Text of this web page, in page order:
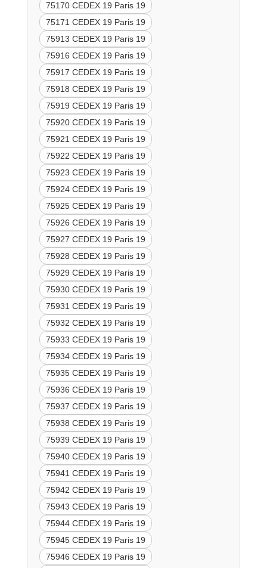
75170 CEDEX 19 Paris 19
75171 CEDEX 19 Paris 19
75913 CEDEX 19 Paris 19
75916 CEDEX 19 Paris 19
75917 CEDEX 19 Paris 19
75918 CEDEX 19 Paris 19
75919 CEDEX 19 Paris 19
75920 CEDEX 19 Paris 19
75921 CEDEX 19 Paris 19
75922 CEDEX 19 Paris 19
75923 CEDEX 19 Paris 19
75924 CEDEX 19 Paris 19
75925 CEDEX 19 Paris 19
75926 CEDEX 19 Paris 19
75927 CEDEX 19 Paris 19
75928 CEDEX 19 Paris 19
75929 CEDEX 19 Paris 19
75930 CEDEX 19 Paris 19
75931 CEDEX 19 Paris 19
75932 CEDEX 19 Paris 19
75933 CEDEX 19 Paris 19
75934 CEDEX 19 Paris 19
75935 CEDEX 19 Paris 19
75936 CEDEX 19 Paris 19
75937 CEDEX 19 Paris 19
75938 CEDEX 19 Paris 19
75939 CEDEX 19 Paris 19
75940 CEDEX 19 Paris 19
75941 CEDEX 19 Paris 19
75942 CEDEX 19 Paris 19
75943 CEDEX 19 Paris 19
75944 CEDEX 19 Paris 19
75945 CEDEX 19 Paris 19
75946 CEDEX 19 Paris 19